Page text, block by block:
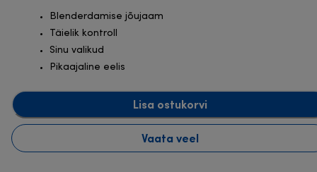
Blenderdamise jõujaam
Täielik kontroll
Sinu valikud
Pikaajaline eelis
Lisa ostukorvi
Vaata veel